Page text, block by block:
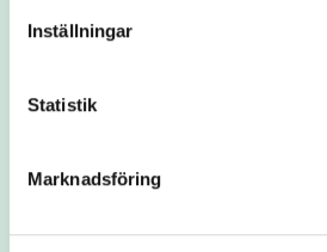
Inställningar
Statistik
Marknadsföring